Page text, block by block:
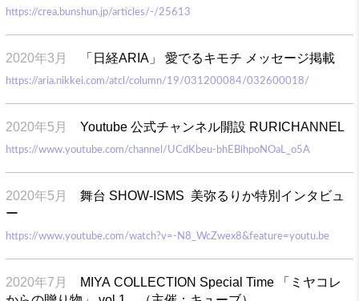
https://crea.bunshun.jp/articles/-/25613
2020年3月 「日経ARIA」 愛でるキモチ メッセージ掲載
https://aria.nikkei.com/atcl/column/19/031200084/032600018/
2020年5月 Youtube 公式チャンネル開設 RURICHANNEL
https://www.youtube.com/channel/UCdKbeu-bhEBlhpoNOaL_o5A
2020年5月
舞台 SHOW-ISMS 美弥るりか特別インタビュ
ー
https://www.youtube.com/watch?v=-N8_WcZwex8&feature=youtu.be
2020年7月
MIYA COLLECTION Special Time 「ミヤコレ